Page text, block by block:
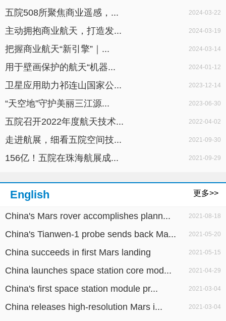
五院508所聚焦商业遥感，... 2024-03-22
主动拥抱商业航天，打造发... 2024-03-19
把握商业航天“新引擎”｜... 2024-03-14
用于壁画保护的航天“机器... 2024-01-12
卫星应用助力祁连山国家公... 2023-12-14
“天空地”守护美丽三江源... 2023-06-30
五院召开2022年度航天技术... 2022-04-02
走进航展，细看五院空间技... 2021-09-30
156亿！五院在珠海航展成... 2021-09-29
English 更多>>
China's Mars rover accomplishes plann... 2021-08-18
China's Tianwen-1 probe sends back Ma... 2021-05-20
China succeeds in first Mars landing 2021-05-15
China launches space station core mod... 2021-04-29
China's first space station module pr... 2021-03-04
China releases high-resolution Mars i... 2021-03-04